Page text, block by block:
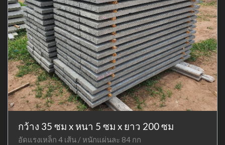
กว้าง 35 ซม x หนา 5 ซม x ยาว 200 ซม
อัดแรงเหล็ก 4 เส้น / หนักแผ่นละ 84 กก